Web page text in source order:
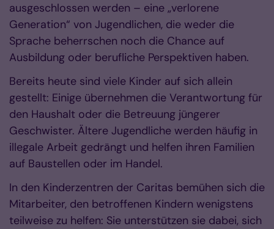
ausgeschlossen werden – eine „verlorene
Generation“ von Jugendlichen, die weder die
Sprache beherrschen noch die Chance auf
Ausbildung oder berufliche Perspektiven haben.
Bereits heute sind viele Kinder auf sich allein
gestellt: Einige übernehmen die Verantwortung für
den Haushalt oder die Betreuung jüngerer
Geschwister. Ältere Jugendliche werden häufig in
illegale Arbeit gedrängt und helfen ihren Familien
auf Baustellen oder im Handel.
In den Kinderzentren der Caritas bemühen sich die
Mitarbeiter, den betroffenen Kindern wenigstens
teilweise zu helfen: Sie unterstützen sie dabei, sich